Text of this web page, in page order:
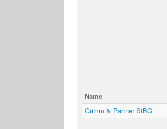
Name
Grimm & Partner StBG